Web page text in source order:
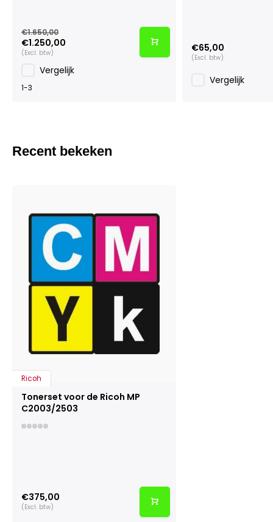
€1.650,00
€1.250,00
(Excl. btw)
Vergelijk
1-3
€65,00
(Excl. btw)
Vergelijk
Recent bekeken
Ricoh
Tonerset voor de Ricoh MP
C2003/2503
€375,00
(Excl. btw)